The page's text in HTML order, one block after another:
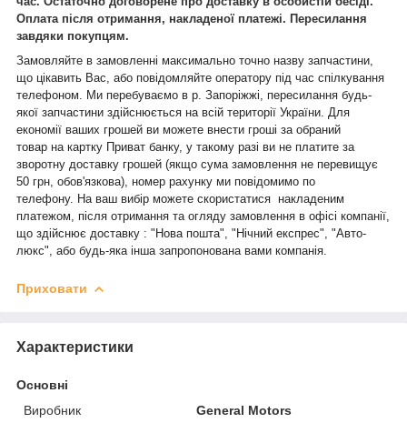
Oплата після отримання, накладеної платежі. Пересилання
завдяки покупцям.
Замовляйте в замовленні максимально точно назву запчастини,
що цікавить Вас, або повідомляйте оператору під час спілкування
телефоном. Ми перебуваємо в р. Запоріжжі, пересилання будь-
якої запчастини здійснюється на всій території України. Для
економії ваших грошей ви можете внести гроші за обраний
товар на картку Приват банку, у такому разі ви не платите за
зворотну доставку грошей (якщо сума замовлення не перевищує
50 грн, обов'язкова), номер рахунку ми повідомимо по
телефону. На ваш вибір можете скористатися накладеним
платежом, після отримання та огляду замовлення в офісі компанії,
що здійснює доставку : "Нова пошта", "Нічний експрес", "Авто-
люкс", або будь-яка інша запропонована вами компанія.
Приховати
Характеристики
Основні
Виробник
General Motors